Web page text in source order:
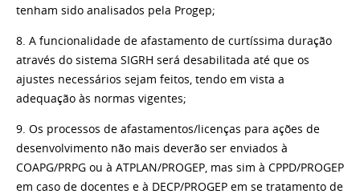
tenham sido analisados pela Progep;
8. A funcionalidade de afastamento de curtíssima duração
através do sistema SIGRH será desabilitada até que os
ajustes necessários sejam feitos, tendo em vista a
adequação às normas vigentes;
9. Os processos de afastamentos/licenças para ações de
desenvolvimento não mais deverão ser enviados à
COAPG/PRPG ou à ATPLAN/PROGEP, mas sim à CPPD/PROGEP
em caso de docentes e à DECP/PROGEP em se tratamento de